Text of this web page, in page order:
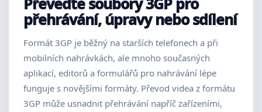
přehrávání, úpravy nebo sdílení
Formát 3GP je běžný na starších telefonech a při
mobilních nahrávkách, ale mnoho současných
aplikací, editorů a formulářů pro nahrávání lépe
funguje s novějšími formáty. Převod videa z formátu
3GP může usnadnit přehrávání napříč zařízeními,